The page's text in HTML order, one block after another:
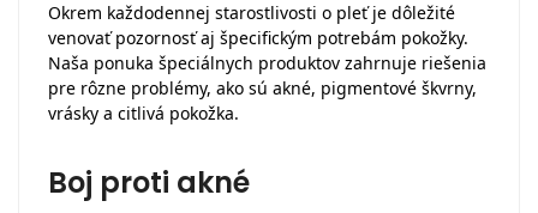
Okrem každodennej starostlivosti o pleť je dôležité
venovať pozornosť aj špecifickým potrebám pokožky.
Naša ponuka špeciálnych produktov zahrnuje riešenia
pre rôzne problémy, ako sú akné, pigmentové škvrny,
vrásky a citlivá pokožka.
Boj proti akné